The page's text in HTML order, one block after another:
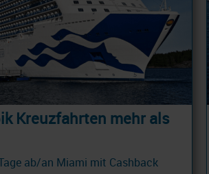
Kreuzfahrten mehr als
ab/an Miami mit Cashback